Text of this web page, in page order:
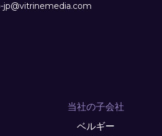
jp@vitrinemedia.com
当社の子会社
ベルギー